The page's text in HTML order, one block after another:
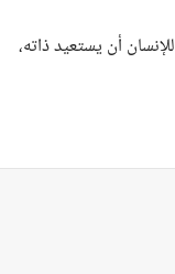
أن يستعيد ذاته،